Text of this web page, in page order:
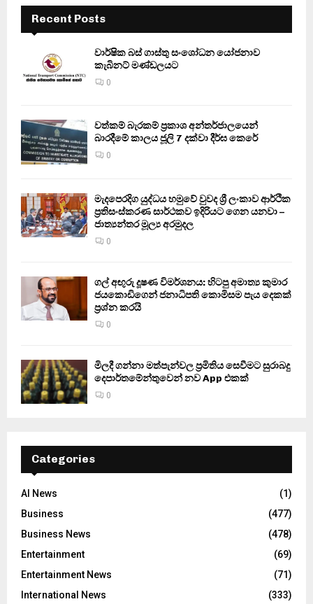
Recent Posts
වාර්ෂික බස් ගාස්තු සංශෝධන යෝජනාව
කැබිනට් මණ්ඩලයට
0
වත්කම් බැරකම් ප්‍රකාශ අන්තර්ජාලයෙන්
බාරදීමේ කාලය ජූලි 7 දක්වා දීර්ඝ කෙරේ
0
මැදපෙරදිග යුද්ධය හමුවේ වුවද ශ්‍රී ලංකාව ආර්ථික
ප්‍රතිසංස්කරණ සාර්ථකව ඉදිරියට ගෙන යනවා –
ජාත්‍යන්තර මූල්‍ය අරමුදල
0
ගල් අඟුරු දූෂණ විමර්ශනය: හිටපු අමාත්‍ය කුමාර
ජයකොඩිගෙන් ජනාධිපති කොමිසම පැය දෙකක්
ප්‍රශ්න කරයි
0
මිලදී ගන්නා මත්පැන්වල ප්‍රමිතිය සෙවීමට සුරාබදු
දෙපාර්තමේන්තුවෙන් නව App එකක්
0
Categories
AI News
(1)
Business
(477)
Business News
(478)
Entertainment
(69)
Entertainment News
(71)
International News
(333)